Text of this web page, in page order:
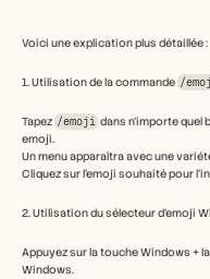
Voici une explication plus détaillée :
1. Utilisation de la commande /
Tapez /emoji dans n'importe quel
emoji.
Un menu apparaîtra avec une
Cliquez sur l'emoji souhaité pour
2. Utilisation du sélecteur d'emoji
Appuyez sur la touche Windows +
Windows.
Announcement
CAS D'UTILISATION
Activation des ventes
Pré-vente
Marketing produit
Formation